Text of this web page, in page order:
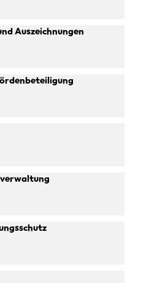
Auszeichnungen